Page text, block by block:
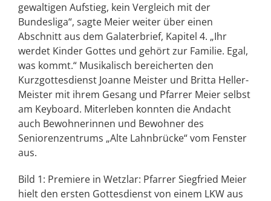
gewaltigen Aufstieg, kein Vergleich mit der
Bundesliga“, sagte Meier weiter über einen
Abschnitt aus dem Galaterbrief, Kapitel 4. „Ihr
werdet Kinder Gottes und gehört zur Familie. Egal,
was kommt.“ Musikalisch bereicherten den
Kurzgottesdienst Joanne Meister und Britta Heller-
Meister mit ihrem Gesang und Pfarrer Meier selbst
am Keyboard. Miterleben konnten die Andacht
auch Bewohnerinnen und Bewohner des
Seniorenzentrums „Alte Lahnbrücke“ vom Fenster
aus.
Bild 1: Premiere in Wetzlar: Pfarrer Siegfried Meier
hielt den ersten Gottesdienst von einem LKW aus